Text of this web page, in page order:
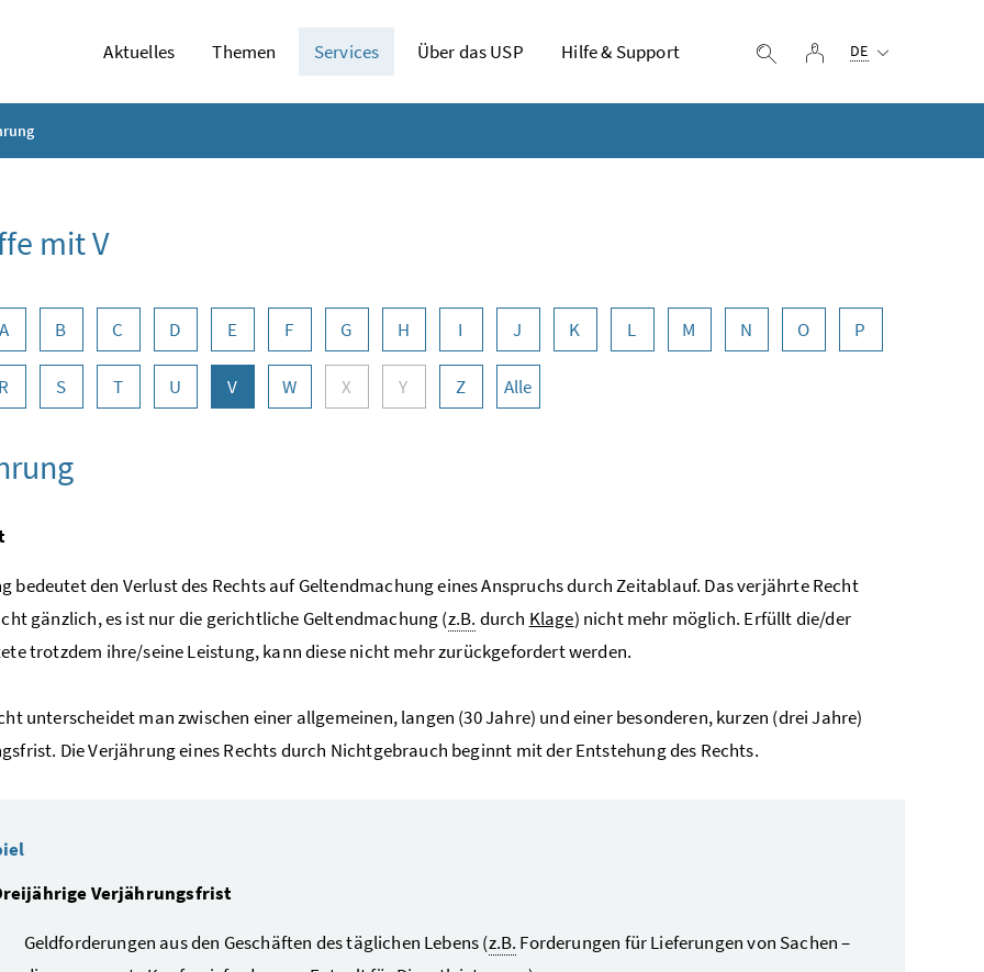
Aktuelles Themen Services Über das USP Hilfe & Support Suche einblenden
Login
DE
mit V
B C D E F G H I J K L M N O P
S T U V W X Y Z Alle
bedeutet den Verlust des Rechts auf Geltendmachung eines Anspruchs durch Zeitablauf. Das verjährte Recht
gänzlich, es ist nur die gerichtliche Geltendmachung (z.B. durch Klage) nicht mehr möglich. Erfüllt die/der
trotzdem ihre/seine Leistung, kann diese nicht mehr zurückgefordert werden.
unterscheidet man zwischen einer allgemeinen, langen (30 Jahre) und einer besonderen, kurzen (drei Jahre)
Die Verjährung eines Rechts durch Nichtgebrauch beginnt mit der Entstehung des Rechts.
Verjährungsfrist
Geldforderungen aus den Geschäften des täglichen Lebens (z.B. Forderungen für Lieferungen von Sachen –